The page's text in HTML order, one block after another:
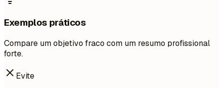
Exemplos práticos
Compare um objetivo fraco com um resumo profissional
forte.
Evite